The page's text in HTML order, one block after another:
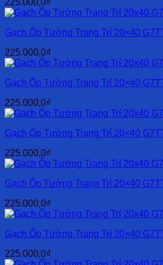
Gạch Ốp Tường Trang Trí 20×40
225.000,0₫
Gạch Ốp Tường Trang Trí 20×40
225.000,0₫
Gạch Ốp Tường Trang Trí 20×40
225.000,0₫
Gạch Ốp Tường Trang Trí 20×40
225.000,0₫
Gạch Ốp Tường Trang Trí 20×40
225.000,0₫